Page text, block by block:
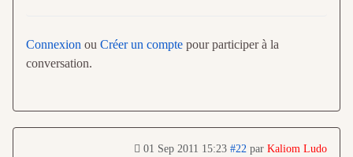
Connexion ou Créer un compte pour participer à la
conversation.
01 Sep 2011 15:23 #22 par Kaliom Ludo